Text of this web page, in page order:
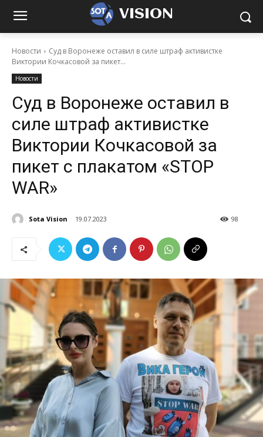
VISION
Новости
Суд в Воронеже оставил в силе штраф активистке
Виктории Кочкасовой за пикет...
Новости
Суд в Воронеже оставил в
силе штраф активистке
Виктории Кочкасовой за
пикет с плакатом «STOP
WAR»
Sota Vision 19.07.2023 98